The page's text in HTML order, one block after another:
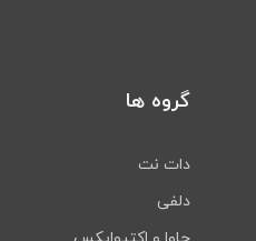
گروه ها
دات نت
دلفی